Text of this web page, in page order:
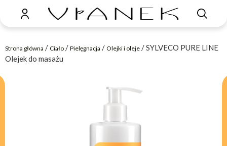
Strona główna / Ciało / Pielęgnacja / Olejki i oleje / SYLVECO PURE LINE
Olejek do masażu